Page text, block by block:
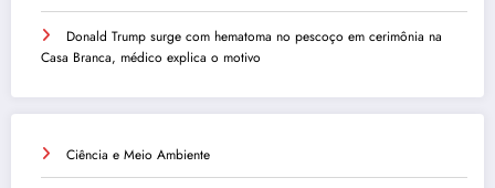
Donald Trump surge com hematoma no pescoço em cerimônia na
Casa Branca, médico explica o motivo
Ciência e Meio Ambiente